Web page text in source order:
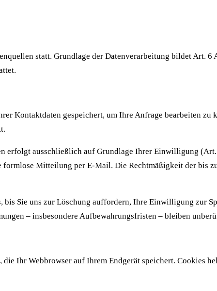
statt. Grundlage der Datenverarbeitung bildet Art.
Kontaktdaten gespeichert, um Ihre Anfrage bearbeiten zu
erfolgt ausschließlich auf Grundlage Ihrer Einwilligung
Mitteilung per E-Mail. Die Rechtmäßigkeit der bis
Sie uns zur Löschung auffordern, Ihre Einwilligung zur
– insbesondere Aufbewahrungsfristen – bleiben
Ihr Webbrowser auf Ihrem Endgerät speichert. Cookies